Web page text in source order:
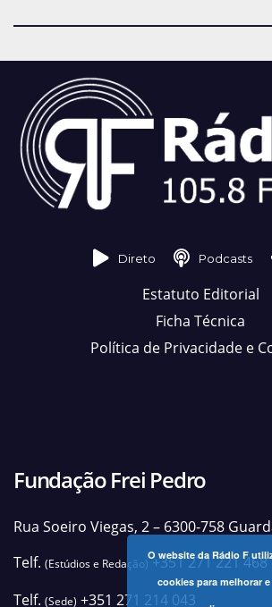
Direto Podcasts
Estatuto Editorial
Ficha Técnica
Política de Privacidade e
Fundação Frei Pedro
Rua Soeiro Viegas, 2 – 6300-758
Telf. (Estúdios e Redação)+351 271 221 468
Telf. (Sede) +351 271 214 043
O website da Rádio F
cookies para melhorar e